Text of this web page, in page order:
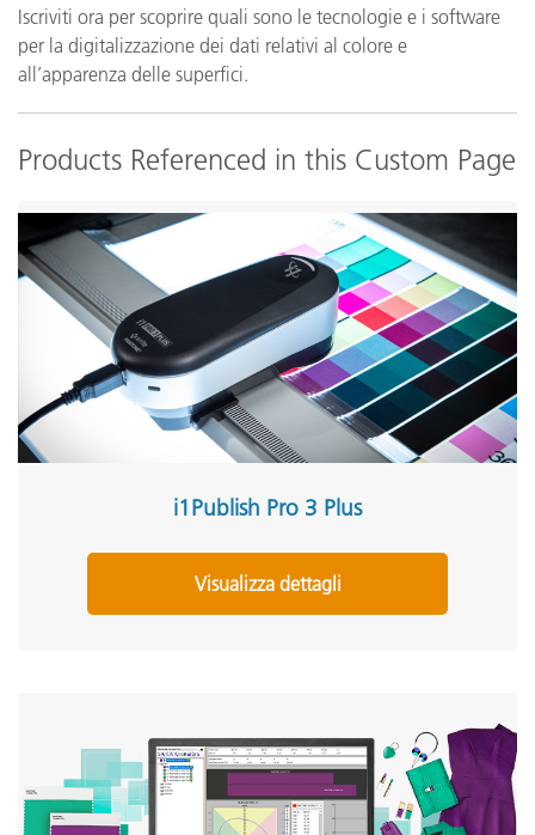
Iscriviti ora per scoprire quali sono le tecnologie e i software
per la digitalizzazione dei dati relativi al colore e
all’apparenza delle superfici.
Products Referenced in this Custom Page
i1Publish Pro 3 Plus
Visualizza dettagli